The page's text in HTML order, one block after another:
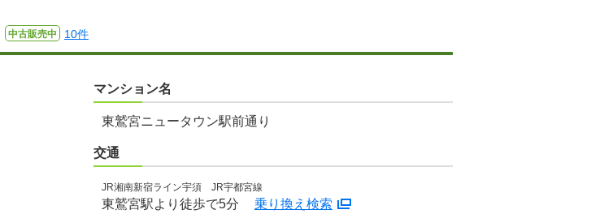
中古販売中 10件
マンション名
東鷲宮ニュータウン駅前通り
交通
JR湘南新宿ライン宇須 JR宇都宮線
東鷲宮駅より徒歩で5分 乗り換え検索